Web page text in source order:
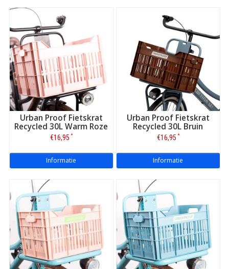
Urban Proof Fietskrat
Recycled 30L Warm Roze
€16,95 *
Informatie
Urban Proof Fietskrat
Recycled 30L Bruin
€16,95 *
Informatie